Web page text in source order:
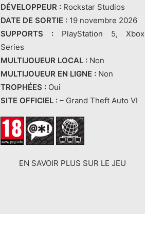
DÉVELOPPEUR : Rockstar Studios
DATE DE SORTIE : 19 novembre 2026
SUPPORTS : PlayStation 5, Xbox
Series
MULTIJOUEUR LOCAL : Non
MULTIJOUEUR EN LIGNE : Non
TROPHÉES : Oui
SITE OFFICIEL : – Grand Theft Auto VI
EN SAVOIR PLUS SUR LE JEU